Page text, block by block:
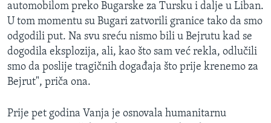
automobilom preko Bugarske za Tursku i dalje u Liban.
U tom momentu su Bugari zatvorili granice tako da smo
odgodili put. Na svu sreću nismo bili u Bejrutu kad se
dogodila eksplozija, ali, kao što sam već rekla, odlučili
smo da poslije tragičnih događaja što prije krenemo za
Bejrut", priča ona.
Prije pet godina Vanja je osnovala humanitarnu